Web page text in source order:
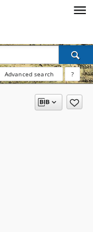
Advanced search ?